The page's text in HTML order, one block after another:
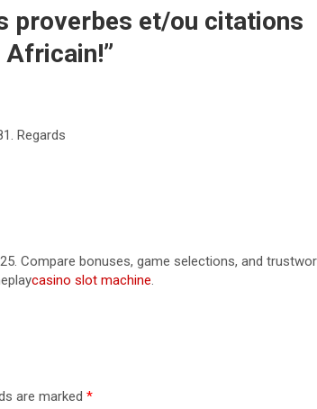
proverbes et/ou citations
Africain!”
Regards
Compare bonuses, game selections, and
casino slot machine.
are marked *